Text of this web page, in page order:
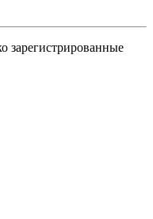
зарегистрированные